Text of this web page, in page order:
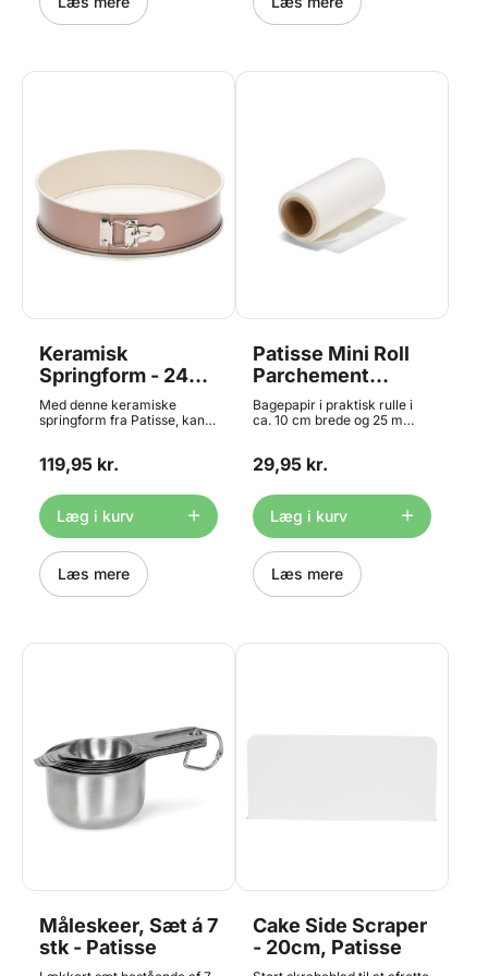
vaskes i opvaskemaskine.
ikke vaskes i
Keramisk
Springform - 24
cm, Patisse
Med denne keramiske
springform fra Patisse, kan
høj kvalitets stål med en
med dobbelt non-stick
keramisk belægning. Tåler
temperaturer helt op til
230°C grundet den
keramiske belægning.
Størrelse: Ø 24 cm. Bør ikke
vaskes i opvaskemaskine.
119,95 kr.
Læg i kurv
Læs mere
Patisse Mini Roll
Parchement
Paper/Bagepapir,
25m
Bagepapir i praktisk rulle i
ca. 10 cm brede og 25 m
bageforme, letter fjernelsen
Størrelse: 10 cm x 25 m.
29,95 kr.
Læg i kurv
Læs mere
Måleskeer, Sæt á 7
stk - Patisse
Cake Side Scraper
- 20cm, Patisse